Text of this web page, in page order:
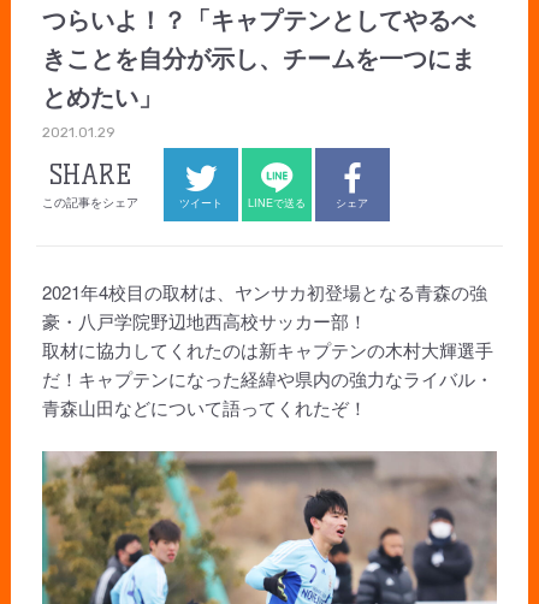
つらいよ！？「キャプテンとしてやるべ
きことを自分が示し、チームを一つにま
とめたい」
2021.01.29
SHARE
この記事をシェア ツイート LINEで送る シェア
2021年4校目の取材は、ヤンサカ初登場となる青森の強
豪・八戸学院野辺地西高校サッカー部！
取材に協力してくれたのは新キャプテンの木村大輝選手
だ！キャプテンになった経緯や県内の強力なライバル・
青森山田などについて語ってくれたぞ！